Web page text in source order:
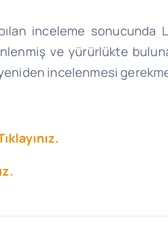
inceleme sonucunda
ve yürürlükte
incelenmesi